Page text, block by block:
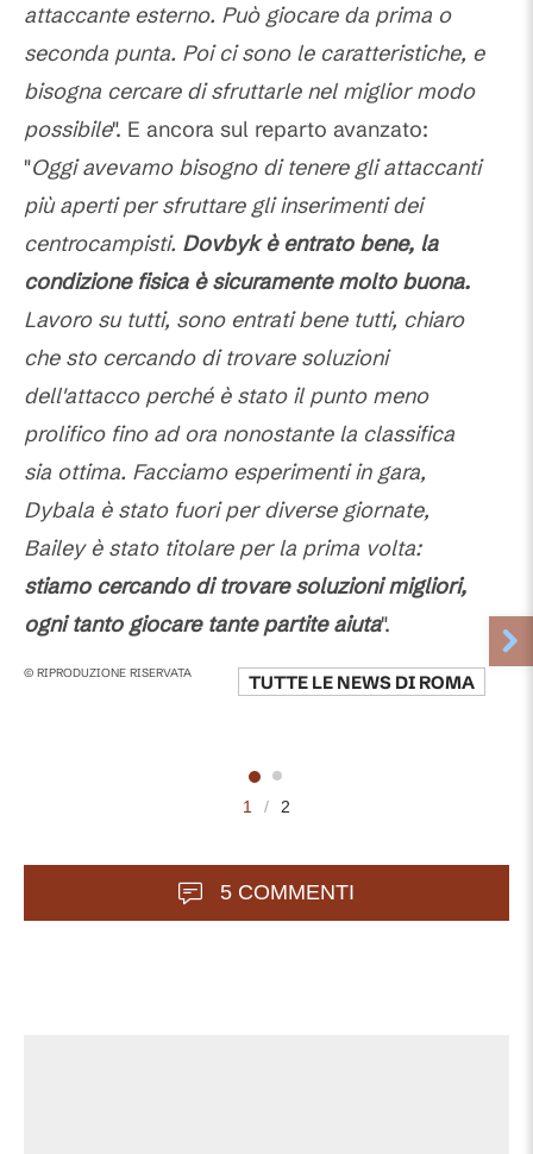
attaccante esterno. Può giocare da prima o
seconda punta. Poi ci sono le caratteristiche, e
bisogna cercare di sfruttarle nel miglior modo
possibile". E ancora sul reparto avanzato:
"Oggi avevamo bisogno di tenere gli attaccanti
più aperti per sfruttare gli inserimenti dei
centrocampisti. Dovbyk è entrato bene, la
condizione fisica è sicuramente molto buona.
Lavoro su tutti, sono entrati bene tutti, chiaro
che sto cercando di trovare soluzioni
dell'attacco perché è stato il punto meno
prolifico fino ad ora nonostante la classifica
sia ottima. Facciamo esperimenti in gara,
Dybala è stato fuori per diverse giornate,
Bailey è stato titolare per la prima volta:
stiamo cercando di trovare soluzioni migliori,
ogni tanto giocare tante partite aiuta".
© RIPRODUZIONE RISERVATA TUTTE LE NEWS DI ROMA
1 / 2
5 COMMENTI